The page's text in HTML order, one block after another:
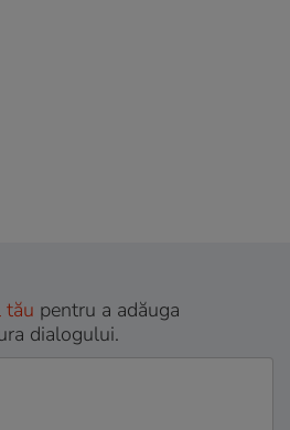
tău pentru a adăuga
dialogului.